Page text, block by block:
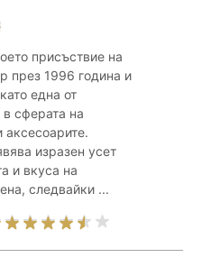
присъствие на
през 1996 година и
една от
сферата на
изразен усет
и вкуса на
следвайки ...